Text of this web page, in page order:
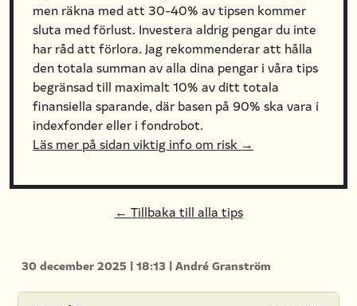
men räkna med att 30-40% av tipsen kommer
sluta med förlust. Investera aldrig pengar du inte
har råd att förlora. Jag rekommenderar att hålla
den totala summan av alla dina pengar i våra tips
begränsad till maximalt 10% av ditt totala
finansiella sparande, där basen på 90% ska vara i
indexfonder eller i fondrobot.
Läs mer på sidan viktig info om risk →
← Tillbaka till alla tips
30 december 2025 |18:13 |André Granström